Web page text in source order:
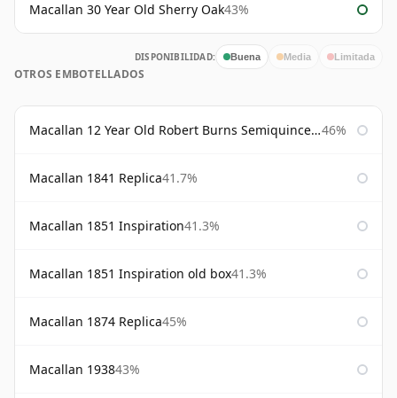
Macallan 30 Year Old Sherry Oak43%
DISPONIBILIDAD: Buena Media Limitada
OTROS EMBOTELLADOS
Macallan 12 Year Old Robert Burns Semiquincentenary 46%
Macallan 1841 Replica41.7%
Macallan 1851 Inspiration41.3%
Macallan 1851 Inspiration old box41.3%
Macallan 1874 Replica45%
Macallan 193843%